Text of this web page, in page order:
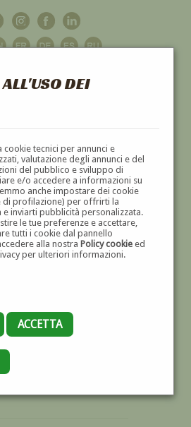
DEI
tecnici per annunci e
valutazione degli annunci e del
del pubblico e sviluppo di
e/o accedere a informazioni su
anche impostare dei cookie
di profilazione) per offrirti la
inviarti pubblicità personalizzata.
le tue preferenze e accettare,
tutti i cookie dal pannello
alla nostra Policy cookieed
per ulteriori informazioni.
ACCETTA
GALLERIAD'ARTE
SCULTURE '800 E '900